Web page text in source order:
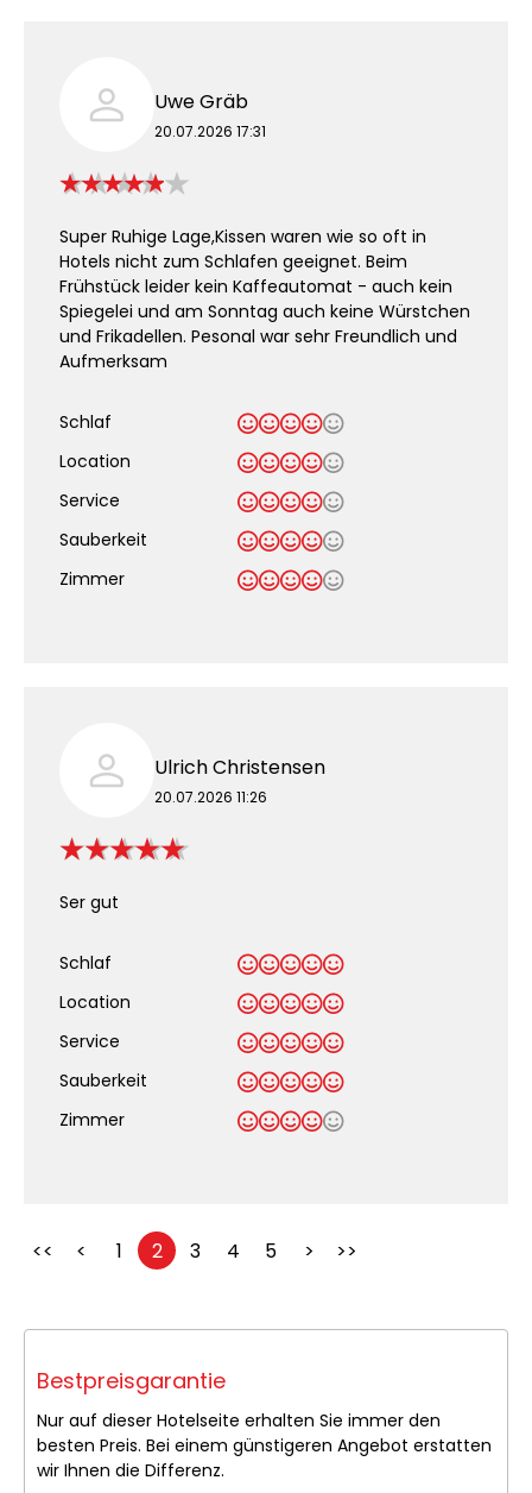
Uwe Gräb
20.07.2026 17:31
Super Ruhige Lage,Kissen waren wie so oft in
Hotels nicht zum Schlafen geeignet. Beim
Frühstück leider kein Kaffeautomat - auch kein
Spiegelei und am Sonntag auch keine Würstchen
und Frikadellen. Pesonal war sehr Freundlich und
Aufmerksam
Schlaf
Location
Service
Sauberkeit
Zimmer
Ulrich Christensen
20.07.2026 11:26
Ser gut
Schlaf
Location
Service
Sauberkeit
Zimmer
<< < 1 2 3 4 5 > >>
Bestpreisgarantie
Nur auf dieser Hotelseite erhalten Sie immer den
besten Preis. Bei einem günstigeren Angebot erstatten
wir Ihnen die Differenz.